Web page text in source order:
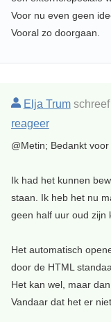
Voor nu even geen
Vooral zo doorgaan.
Elja Trumschreef
reageer
@Metin; Bedankt
Ik had het kunnen
staan. Ik heb het nu
geen half uur oud zijn
Het automatisch
door de HTML
Het kan wel, maar
Vandaar dat het er